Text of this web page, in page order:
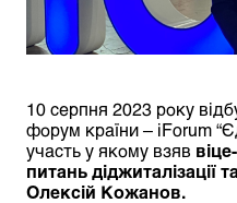
10 серпня 2023 року
форум країни – iForum
участь у якому взяв
питань діджиталізації
Олексій Кожанов.